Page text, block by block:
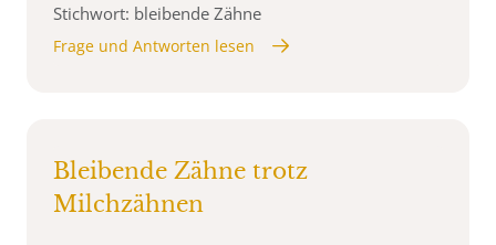
Stichwort: bleibende Zähne
Frage und Antworten lesen
Bleibende Zähne trotz
Milchzähnen